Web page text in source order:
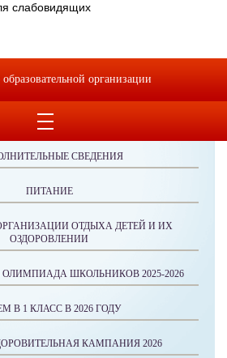
ОБРАЩЕНИЯ ГРАЖДАН
КОРРУПЦИИ
СВЕДЕНИЯ
ПИТАНИЕ
ОТДЫХА ДЕТЕЙ И ИХ
ОЗДОРОВЛЕНИИ
ШКОЛЬНИКОВ 2025-2026
В 1 КЛАСС В 2026 ГОДУ
КАМПАНИЯ 2026
слабовидящих
организации